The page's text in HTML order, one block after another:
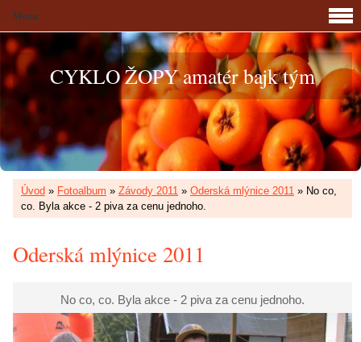
CYKLO ŽOPY amatér bajk tým
Úvod » Fotoalbum » Závody 2011 » Oderská mlýnice 2011 » No co,
co. Byla akce - 2 piva za cenu jednoho.
Oderská mlýnice 2011
No co, co. Byla akce - 2 piva za cenu jednoho.
Menu